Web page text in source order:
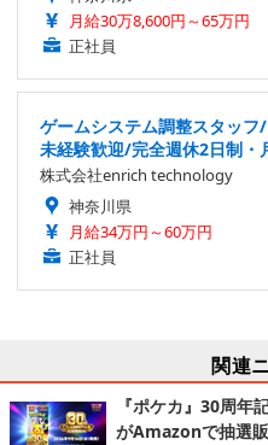
月給30万8,600円～65万円
正社員
ゲームシステム調整スタッ
未経験歓迎/完全週休2日制・
株式会社enrich technology
神奈川県
月給34万円～60万円
正社員
関連
『ポケカ』30周年
がAmazonで抽選